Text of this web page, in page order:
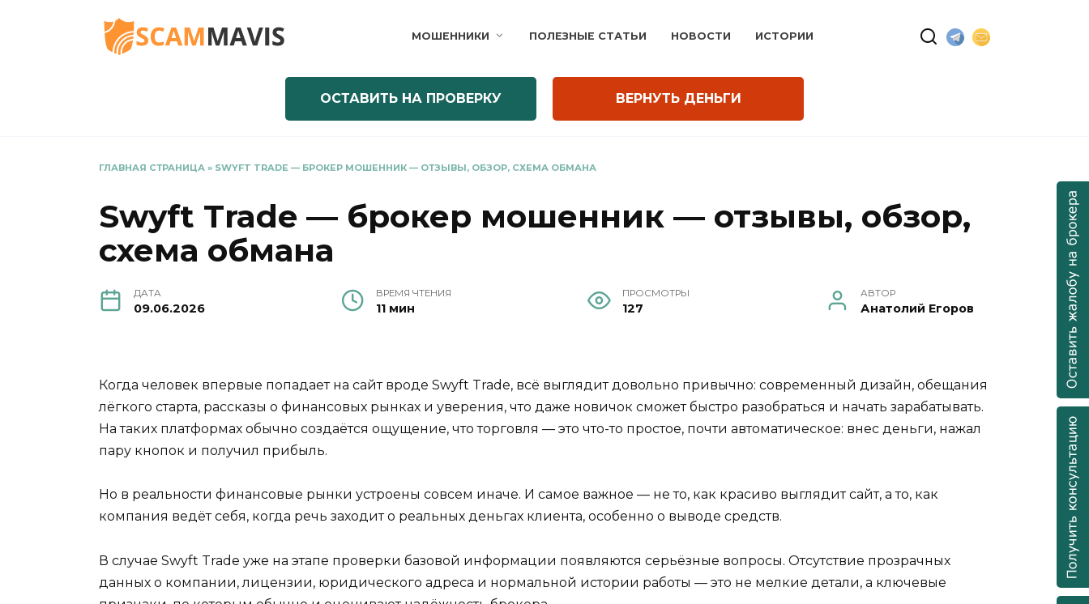
МОШЕННИКИ ПОЛЕЗНЫЕ СТАТЬИ НОВОСТИ ИСТОРИИ
ОСТАВИТЬ НА ПРОВЕРКУ ВЕРНУТЬ ДЕНЬГИ
ГЛАВНАЯ СТРАНИЦА » SWYFT TRADE — БРОКЕР МОШЕННИК — ОТЗЫВЫ, ОБЗОР, СХЕМА ОБМАНА
Swyft Trade — брокер мошенник — отзывы, обзор,
схема обмана
ДАТА
09.06.2026
ВРЕМЯ ЧТЕНИЯ
11 мин
ПРОСМОТРЫ
127
АВТОР
Анатолий Егоров
Когда человек впервые попадает на сайт вроде Swyft Trade, всё выглядит довольно привычно: современный дизайн, обещания
лёгкого старта, рассказы о финансовых рынках и уверения, что даже новичок сможет быстро разобраться и начать зарабатывать.
На таких платформах обычно создаётся ощущение, что торговля — это что-то простое, почти автоматическое: внес деньги, нажал
пару кнопок и получил прибыль.
Но в реальности финансовые рынки устроены совсем иначе. И самое важное — не то, как красиво выглядит сайт, а то, как
компания ведёт себя, когда речь заходит о реальных деньгах клиента, особенно о выводе средств.
В случае Swyft Trade уже на этапе проверки базовой информации появляются серьёзные вопросы. Отсутствие прозрачных
данных о компании, лицензии, юридического адреса и нормальной истории работы — это не мелкие детали, а ключевые